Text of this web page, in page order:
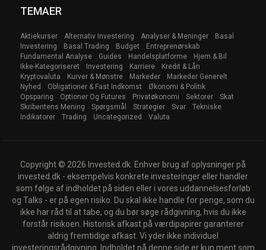
TEMAER
Aktiekurser Alternativ Investering Analyser & Meninger
Basal
Investering
Basal Trading Budget
Entreprenørskab
Fundamental Analyse
Guides Handelsplatforme
Hjem & Bil
Ikke-Kategoriseret
Investering Karriere
Kredit & Lån
Kryptovaluta
Kurver & Mønstre Markeder
Markeder Generelt
Nyhed
Obligationer & Fast Indkomst
Økonomi & Politik
Opsparing
Optioner Og Futures Privatøkonomi Sektorer
Skat
Skribentens Mening
Spørgsmål Strategier Svar
Tekniske
Indikatorer
Trading Uncategorized Valuta
Copyright © 2026 Invested.dk. Enhver brug af oplysninger på
invested.dk - eksempelvis konkrete investeringer eller handler
som følge af indholdet på siden eller i vores uddannelsesforløb
og Talks - er på egen risiko. Du skal ikke handle for penge, som du
ikke har råd til at tabe, og du bør søge rådgivning, hvis du ikke
forstår risikoen. Historisk afkast på værdipapirer garanterer
aldrig fremtidige afkast. Vi yder ikke individuel
investeringsrådgivning. Indholdet på denne side er kun ment som